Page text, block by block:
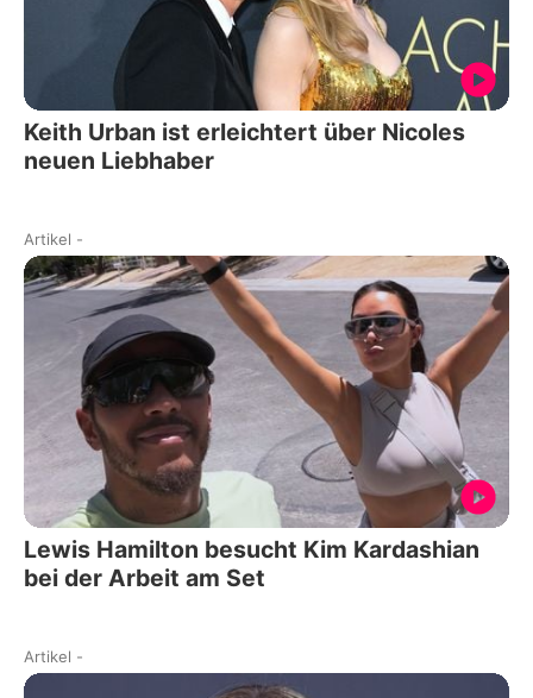
Keith Urban ist erleichtert über Nicoles
neuen Liebhaber
Artikel -
Lewis Hamilton besucht Kim Kardashian
bei der Arbeit am Set
Artikel -